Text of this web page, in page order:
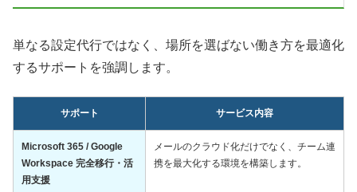
単なる設定代行ではなく、場所を選ばない働き方を最適化
するサポートを強調します。
サポート サービス内容
Microsoft 365 / Google
Workspace 完全移行・活
用支援
メールのクラウド化だけでなく、チーム連
携を最大化する環境を構築します。